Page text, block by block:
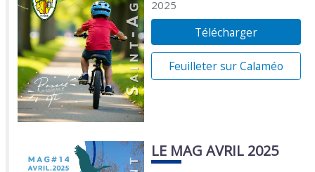
2025
Télécharger
Feuilleter sur Calaméo
LE MAG AVRIL 2025